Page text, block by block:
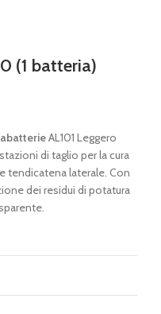
(1 batteria)
AL101 Leggero
di taglio per la cura
tendicatena laterale. Con
dei residui di potatura